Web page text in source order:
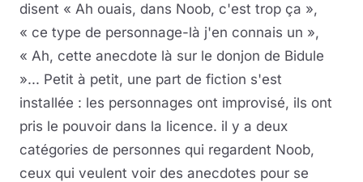
disent « Ah ouais, dans Noob, c'est trop ça »,
« ce type de personnage-là j'en connais un »,
« Ah, cette anecdote là sur le donjon de Bidule
»... Petit à petit, une part de fiction s'est
installée : les personnages ont improvisé, ils ont
pris le pouvoir dans la licence. il y a deux
catégories de personnes qui regardent Noob,
ceux qui veulent voir des anecdotes pour se